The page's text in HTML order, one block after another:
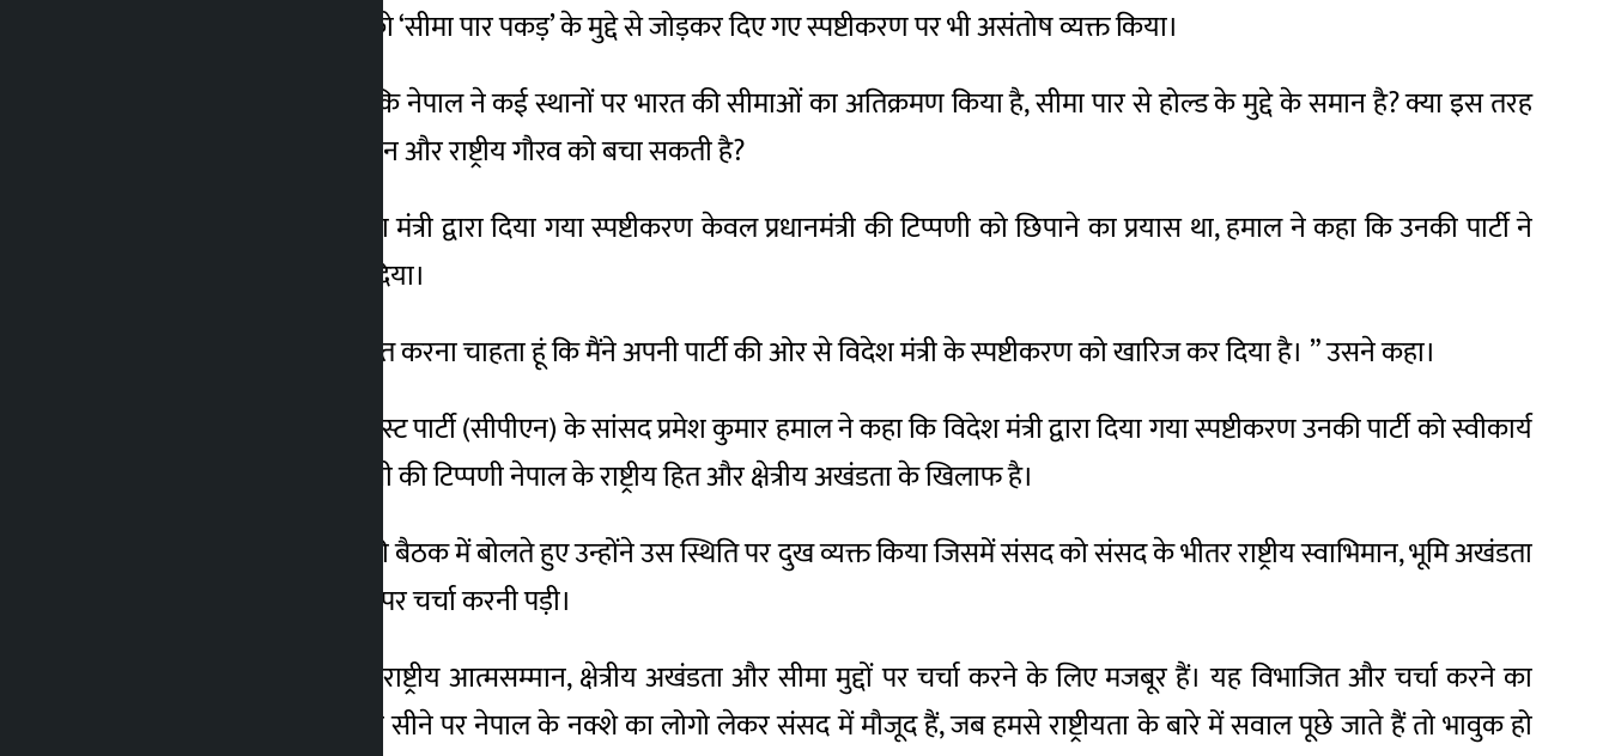
उन्होंने प्रधानमंत्री के बयान को ‘सीमा पार पकड़’ के मुद्दे से जोड़कर दिए गए स्पष्टीकरण पर भी असंतोष व्यक्त किया।
उन्होंने कहा, ‘क्या यह तथ्य कि नेपाल ने कई स्थानों पर भारत की सीमाओं का अतिक्रमण किया है, सीमा पार से होल्ड के मुद्दे के समान है? क्या इस तरह
की व्याख्या हमारे आत्मसम्मान और राष्ट्रीय गौरव को बचा सकती है?
यह दावा करते हुए कि विदेश मंत्री द्वारा दिया गया स्पष्टीकरण केवल प्रधानमंत्री की टिप्पणी को छिपाने का प्रयास था, हमाल ने कहा कि उनकी पार्टी ने
स्पष्टीकरण को खारिज कर दिया।
उन्होंने कहा, ‘मैं आपको सूचित करना चाहता हूं कि मैंने अपनी पार्टी की ओर से विदेश मंत्री के स्पष्टीकरण को खारिज कर दिया है। ” उसने कहा।
काठमांडू। नेपाल की कम्युनिस्ट पार्टी (सीपीएन) के सांसद प्रमेश कुमार हमाल ने कहा कि विदेश मंत्री द्वारा दिया गया स्पष्टीकरण उनकी पार्टी को स्वीकार्य
नहीं है और संसद में प्रधानमंत्री की टिप्पणी नेपाल के राष्ट्रीय हित और क्षेत्रीय अखंडता के खिलाफ है।
बुधवार को प्रतिनिधि सभा की बैठक में बोलते हुए उन्होंने उस स्थिति पर दुख व्यक्त किया जिसमें संसद को संसद के भीतर राष्ट्रीय स्वाभिमान, भूमि अखंडता
और सीमा के बंटवारे के मुद्दों पर चर्चा करनी पड़ी।
उन्होंने कहा, ‘आज हम यहां राष्ट्रीय आत्मसम्मान, क्षेत्रीय अखंडता और सीमा मुद्दों पर चर्चा करने के लिए मजबूर हैं। यह विभाजित और चर्चा करने का
मामला नहीं है। हम जो अपने सीने पर नेपाल के नक्शे का लोगो लेकर संसद में मौजूद हैं, जब हमसे राष्ट्रीयता के बारे में सवाल पूछे जाते हैं तो भावुक हो